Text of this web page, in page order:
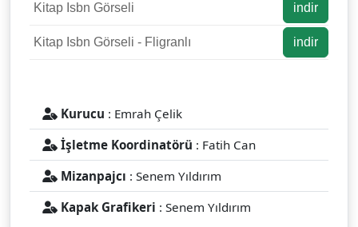
Kitap Isbn Görseli indir
Kitap Isbn Görseli - Fligranlı indir
Kurucu : Emrah Çelik
İşletme Koordinatörü : Fatih Can
Mizanpajcı : Senem Yıldırım
Kapak Grafikeri : Senem Yıldırım